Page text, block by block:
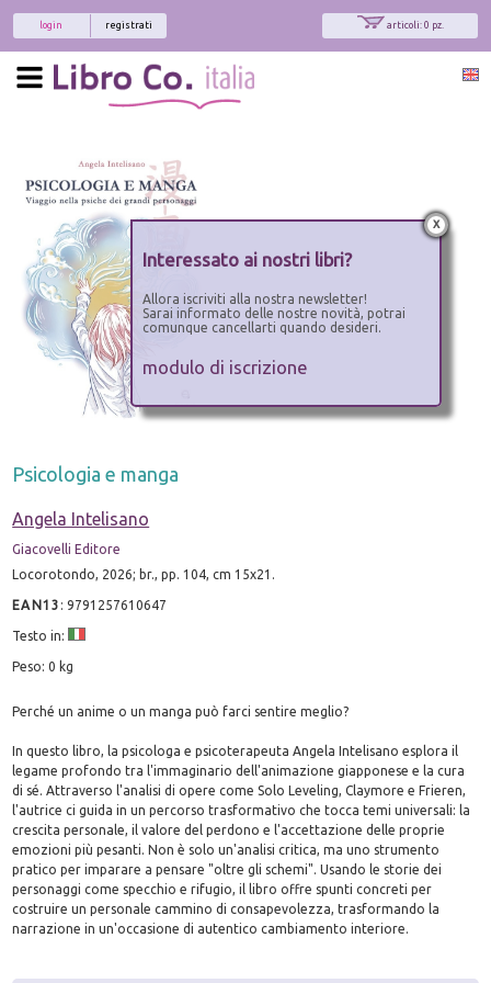
articoli: 0 pz.
registrati
login
Psicologia e manga
Angela Intelisano
Giacovelli Editore
Locorotondo, 2026; br., pp. 104, cm 15x21.
EAN13 :9791257610647
Testo in:
Peso: 0 kg
Perché un anime o un manga può farci sentire meglio?
In questo libro, la psicologa e psicoterapeuta Angela Intelisano esplora il
legame profondo tra l'immaginario dell'animazione giapponese e la cura
di sé. Attraverso l'analisi di opere come Solo Leveling, Claymore e Frieren,
l'autrice ci guida in un percorso trasformativo che tocca temi universali: la
crescita personale, il valore del perdono e l'accettazione delle proprie
emozioni più pesanti. Non è solo un'analisi critica, ma uno strumento
pratico per imparare a pensare "oltre gli schemi". Usando le storie dei
personaggi come specchio e rifugio, il libro offre spunti concreti per
costruire un personale cammino di consapevolezza, trasformando la
narrazione in un'occasione di autentico cambiamento interiore.
x
Interessato ai nostri libri?
Allora iscriviti alla nostra newsletter!
Sarai informato delle nostre novità, potrai
comunque cancellarti quando desideri.
modulo di iscrizione